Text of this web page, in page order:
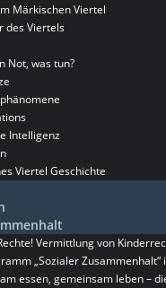
Märkischen Viertel
des Viertels
Not, was tun?
Intelligenz
Viertel Geschichte
Vermittlung von
„Sozialer
essen, gemeinsam leben –